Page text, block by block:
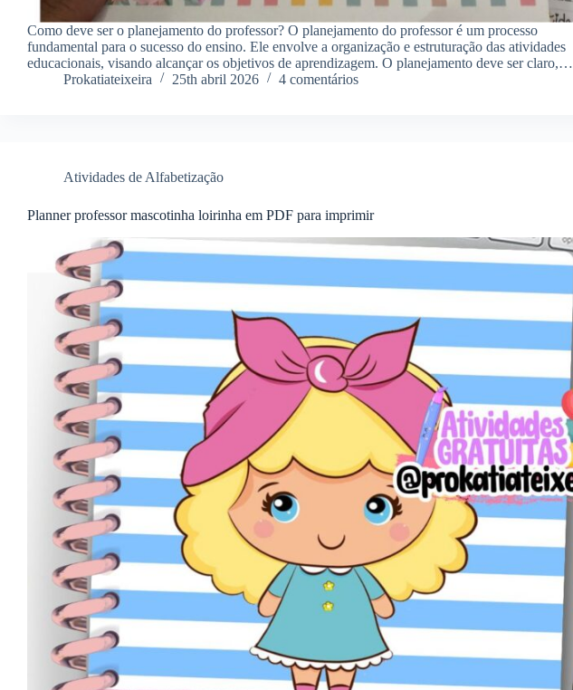
Como deve ser o planejamento do professor? O planejamento do professor é um processo
fundamental para o sucesso do ensino. Ele envolve a organização e estruturação das atividades
educacionais, visando alcançar os objetivos de aprendizagem. O planejamento deve ser claro,…
Prokatiateixeira
25th abril 2026 4 comentários
Atividades de Alfabetização
Planner professor mascotinha loirinha em PDF para imprimir